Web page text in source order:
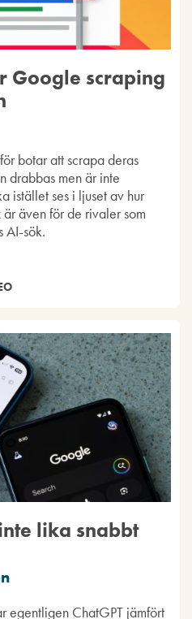
Google scraping
botar att scrapa deras
drabbas men är inte
istället ses i ljuset av hur
även för de rivaler som
AI-sök.
lika snabbt
egentligen ChatGPT jämfört